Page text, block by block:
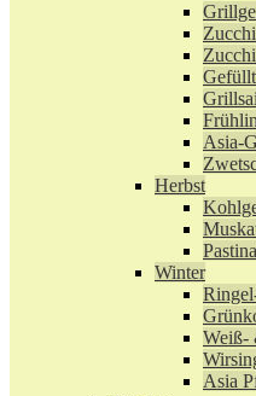
Asia-
Herbst
Winter
Weiß-
Asia